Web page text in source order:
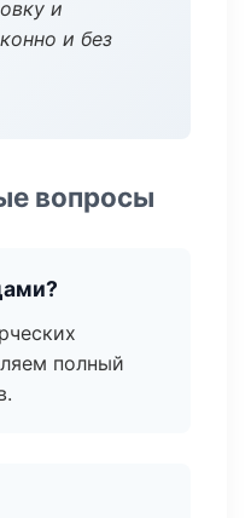
и
и без
вопросы
полный